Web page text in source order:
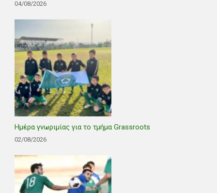
04/08/2026
Ημέρα γνωριμίας για το τμήμα Grassroots
02/08/2026